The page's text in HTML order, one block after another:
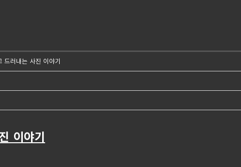
드러내는 사진 이야기
이야기